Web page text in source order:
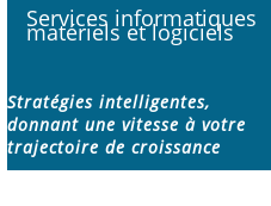
Services informatiques
matériels et logiciels
Stratégies intelligentes,
donnant une vitesse à votre
trajectoire de croissance